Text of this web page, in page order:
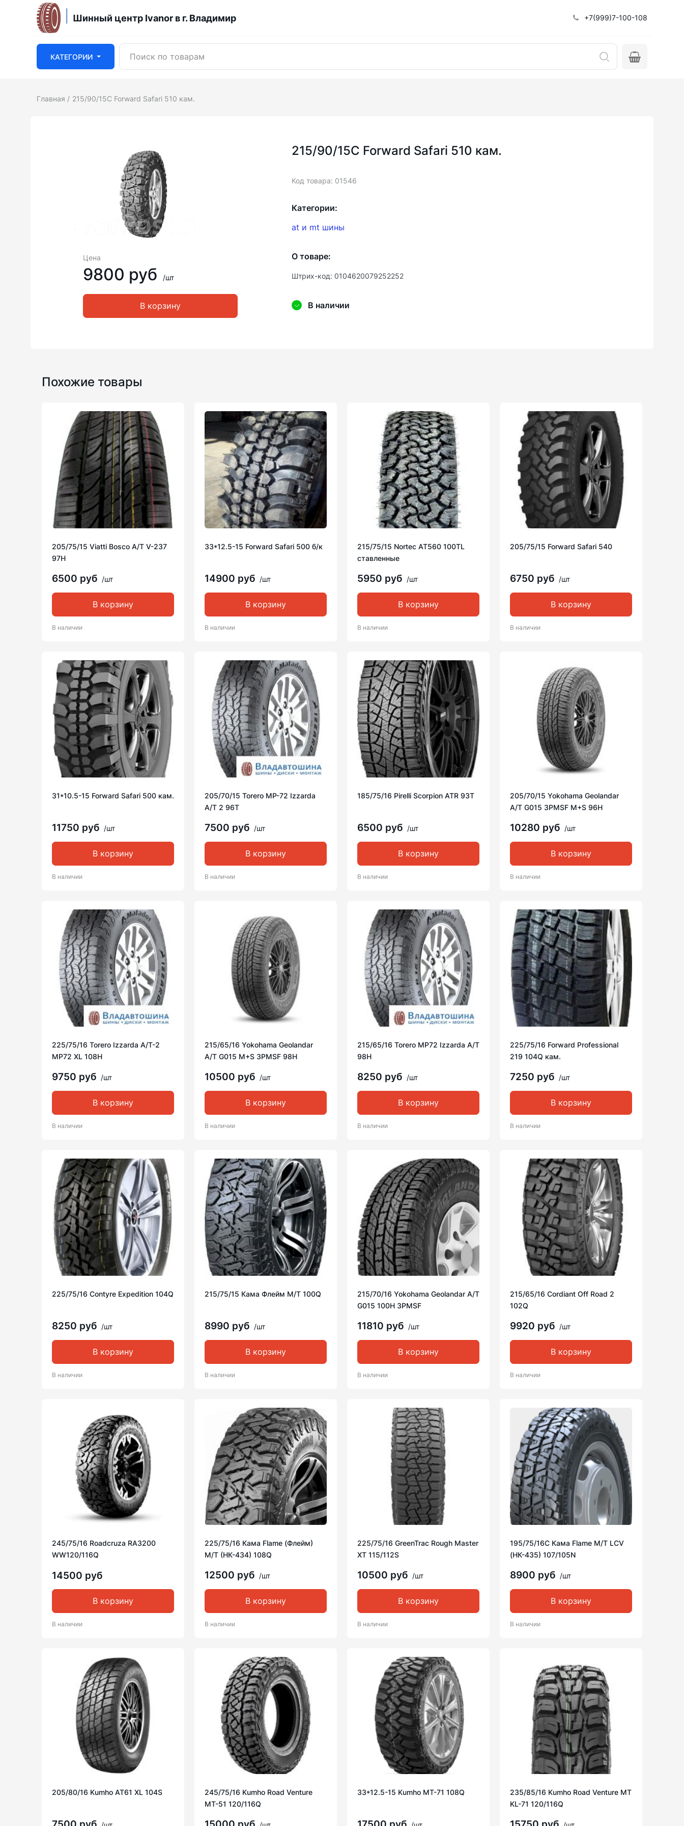
Шинный центр Ivanor в г. Владимир +7(999)7-100-108
КАТЕГОРИИ
Главная 215/90/15С Forward Safari 510 кам.
Цена
9800 руб /шт
В корзину
215/90/15С Forward Safari 510 кам.
Код товара: 01546
Категории:
at и mt шины
О товаре:
Штрих-код: 0104620079252252
В наличии
Похожие товары
205/75/15 Viatti Bosco A/T V-237
97H
6500 руб /шт
В корзину
В наличии
33*12.5-15 Forward Safari 500 б/к
14900 руб /шт
В корзину
В наличии
215/75/15 Nortec AT560 100TL
ставленные
5950 руб /шт
В корзину
В наличии
205/75/15 Forward Safari 540
6750 руб /шт
В корзину
В наличии
31*10.5-15 Forward Safari 500 кам.
11750 руб /шт
В корзину
В наличии
205/70/15 Torero MP-72 Izzarda
A/T 2 96T
7500 руб /шт
В корзину
В наличии
185/75/16 Pirelli Scorpion ATR 93T
6500 руб /шт
В корзину
В наличии
205/70/15 Yokohama Geolandar
A/T G015 3PMSF M+S 96H
10280 руб /шт
В корзину
В наличии
225/75/16 Torero Izzarda A/T-2
MP72 XL 108H
9750 руб /шт
В корзину
В наличии
215/65/16 Yokohama Geolandar
A/T G015 M+S 3PMSF 98H
10500 руб /шт
В корзину
В наличии
215/65/16 Torero MP72 Izzarda A/T
98H
8250 руб /шт
В корзину
В наличии
225/75/16 Forward Professional
219 104Q кам.
7250 руб /шт
В корзину
В наличии
225/75/16 Contyre Expedition 104Q
8250 руб /шт
В корзину
В наличии
215/75/15 Кама Флейм M/T 100Q
8990 руб /шт
В корзину
В наличии
215/70/16 Yokohama Geolandar A/T
G015 100H 3PMSF
11810 руб /шт
В корзину
В наличии
215/65/16 Cordiant Off Road 2
102Q
9920 руб /шт
В корзину
В наличии
245/75/16 Roadcruza RA3200
WW120/116Q
14500 руб
В корзину
В наличии
225/75/16 Кама Flame (Флейм)
M/T (НК-434) 108Q
12500 руб /шт
В корзину
В наличии
225/75/16 GreenTrac Rough Master
XT 115/112S
10500 руб /шт
В корзину
В наличии
195/75/16C Кама Flame M/T LCV
(НК-435) 107/105N
8900 руб /шт
В корзину
В наличии
205/80/16 Kumho AT61 XL 104S
245/75/16 Kumho Road Venture
MT-51 120/116Q
33*12.5-15 Kumho MT-71 108Q
235/85/16 Kumho Road Venture MT
KL-71 120/116Q